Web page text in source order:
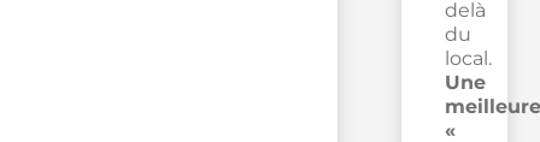
delà
du
local.
Une
meilleure
«